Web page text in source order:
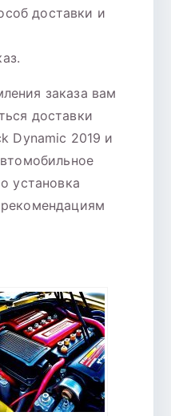
доставки и
заказа вам
доставки
Dynamic 2019 и
установка